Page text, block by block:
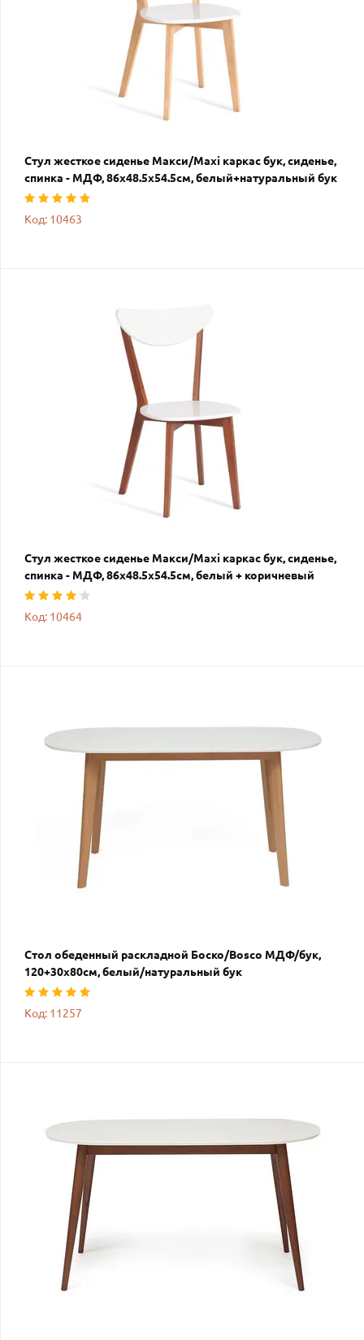
Стул жесткое сиденье Макси/Maxi каркас бук, сиденье,
спинка - МДФ, 86х48.5х54.5см, белый+натуральный бук
Код: 10463
Стул жесткое сиденье Макси/Maxi каркас бук, сиденье,
спинка - МДФ, 86х48.5х54.5см, белый + коричневый
Код: 10464
Стол обеденный раскладной Боско/Bosco МДФ/бук,
120+30х80см, белый/натуральный бук
Код: 11257